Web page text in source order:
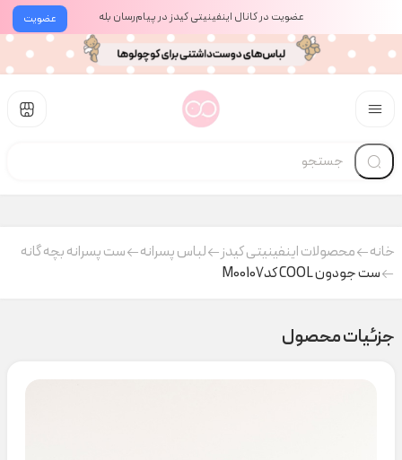
عضویت عضویت در کانال اینفینیتی کیدز در پیام‌رسان بله
خانه محصولات اینفینیتی کیدز لباس پسرانه
ست پسرانه بچه گانه
ست جودون COOL کدM00107
جزئیات محصول